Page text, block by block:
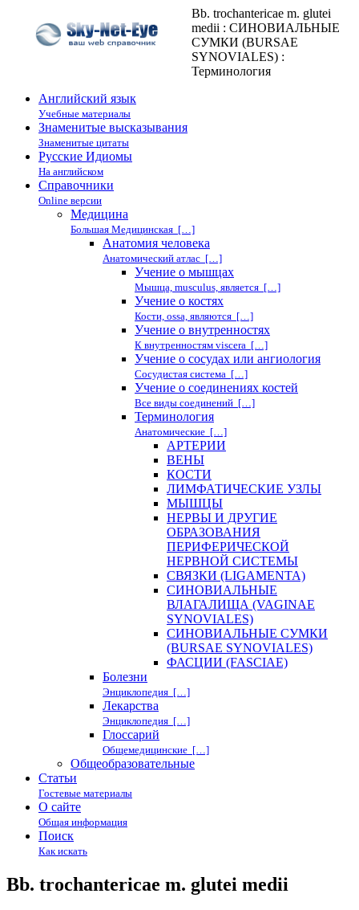
Bb. trochantericae m. glutei
medii : СИНОВИАЛЬНЫЕ
СУМКИ (BURSAE
SYNOVIALES) :
Терминология
Английский язык
Учебные материалы
Знаменитые высказывания
Знаменитые цитаты
Русские Идиомы
На английском
Справочники
Online версии
Медицина
Большая Медицинская […]
Анатомия человека
Анатомический атлас […]
Учение о мышцах
Мышца, musculus, является […]
Учение о костях
Кости, ossa, являются […]
Учение о внутренностях
К внутренностям viscera […]
Учение о сосудах или ангиология
Сосудистая система […]
Учение о соединениях костей
Все виды соединений […]
Терминология
Анатомические […]
АРТЕРИИ
ВЕНЫ
КОСТИ
ЛИМФАТИЧЕСКИЕ УЗЛЫ
МЫШЦЫ
НЕРВЫ И ДРУГИЕ
ОБРАЗОВАНИЯ
ПЕРИФЕРИЧЕСКОЙ
НЕРВНОЙ СИСТЕМЫ
СВЯЗКИ (LIGAMENTA)
СИНОВИАЛЬНЫЕ
ВЛАГАЛИЩА (VAGINAE
SYNOVIALES)
СИНОВИАЛЬНЫЕ СУМКИ
(BURSAE SYNOVIALES)
ФАСЦИИ (FASCIAE)
Болезни
Энциклопедия […]
Лекарства
Энциклопедия […]
Глоссарий
Общемедицинские […]
Общеобразовательные
Статьи
Гостевые материалы
О сайте
Общая информация
Поиск
Как искать
Bb. trochantericae m. glutei medii